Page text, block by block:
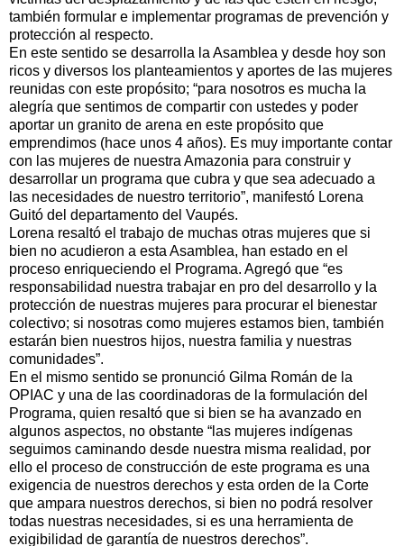
también formular e implementar programas de prevención y
protección al respecto.
En este sentido se desarrolla la Asamblea y desde hoy son
ricos y diversos los planteamientos y aportes de las mujeres
reunidas con este propósito; “para nosotros es mucha la
alegría que sentimos de compartir con ustedes y poder
aportar un granito de arena en este propósito que
emprendimos (hace unos 4 años). Es muy importante contar
con las mujeres de nuestra Amazonia para construir y
desarrollar un programa que cubra y que sea adecuado a
las necesidades de nuestro territorio”, manifestó Lorena
Guitó del departamento del Vaupés.
Lorena resaltó el trabajo de muchas otras mujeres que si
bien no acudieron a esta Asamblea, han estado en el
proceso enriqueciendo el Programa. Agregó que “es
responsabilidad nuestra trabajar en pro del desarrollo y la
protección de nuestras mujeres para procurar el bienestar
colectivo; si nosotras como mujeres estamos bien, también
estarán bien nuestros hijos, nuestra familia y nuestras
comunidades”.
En el mismo sentido se pronunció Gilma Román de la
OPIAC y una de las coordinadoras de la formulación del
Programa, quien resaltó que si bien se ha avanzado en
algunos aspectos, no obstante “las mujeres indígenas
seguimos caminando desde nuestra misma realidad, por
ello el proceso de construcción de este programa es una
exigencia de nuestros derechos y esta orden de la Corte
que ampara nuestros derechos, si bien no podrá resolver
todas nuestras necesidades, si es una herramienta de
exigibilidad de garantía de nuestros derechos”.